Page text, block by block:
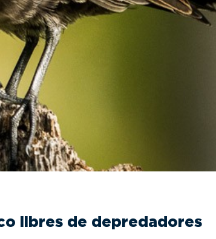
libres de depredadores